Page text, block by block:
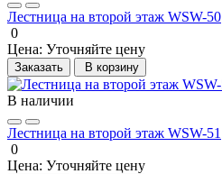
Лестница на второй этаж WSW-50
0
Цена: Уточняйте цену
Заказать В корзину
В наличии
Лестница на второй этаж WSW-51
0
Цена: Уточняйте цену